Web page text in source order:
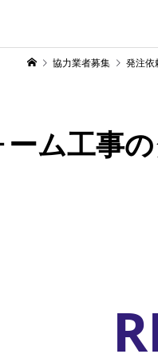
協力業者募集 発注依
ム工事